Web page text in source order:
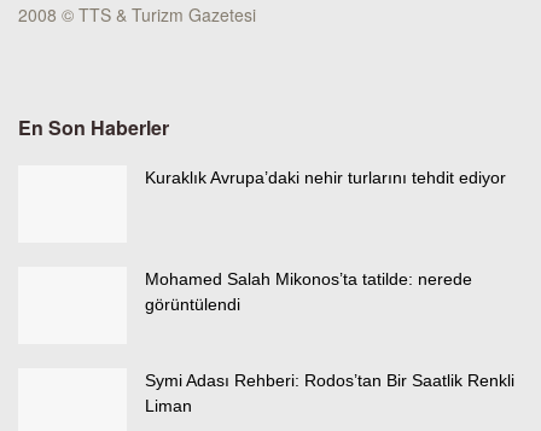
2008 © TTS & Turizm Gazetesi
En Son Haberler
Kuraklık Avrupa’daki nehir turlarını tehdit ediyor
Mohamed Salah Mikonos’ta tatilde: nerede
görüntülendi
Symi Adası Rehberi: Rodos’tan Bir Saatlik Renkli
Liman